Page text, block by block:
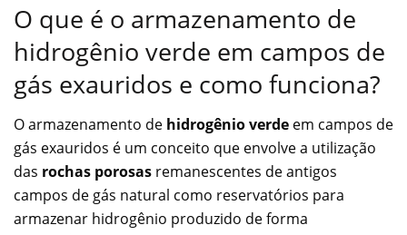
O que é o armazenamento de
hidrogênio verde em campos de
gás exauridos e como funciona?
O armazenamento de hidrogênio verde em campos de
gás exauridos é um conceito que envolve a utilização
das rochas porosas remanescentes de antigos
campos de gás natural como reservatórios para
armazenar hidrogênio produzido de forma